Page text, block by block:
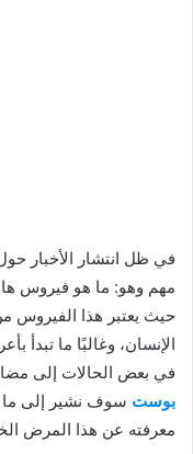
في ظل انتشار الأخبار
مهم وهو: ما هو فيروس
حيث يعتبر هذا الفيروس
الإنسان، وغالبًا ما تبدأ
في بعض الحالات إلى
بوست سوف نشير إلى ما
معرفته عن هذا المرض